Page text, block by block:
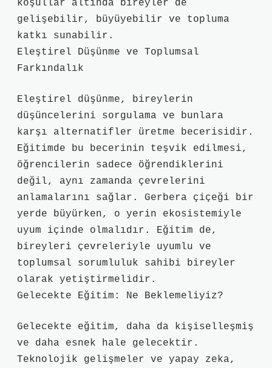
koşullar altında bireyler de
gelişebilir, büyüyebilir ve topluma
katkı sunabilir.
Eleştirel Düşünme ve Toplumsal
Farkındalık
Eleştirel düşünme, bireylerin
düşüncelerini sorgulama ve bunlara
karşı alternatifler üretme becerisidir.
Eğitimde bu becerinin teşvik edilmesi,
öğrencilerin sadece öğrendiklerini
değil, aynı zamanda çevrelerini
anlamalarını sağlar. Gerbera çiçeği bir
yerde büyürken, o yerin ekosistemiyle
uyum içinde olmalıdır. Eğitim de,
bireyleri çevreleriyle uyumlu ve
toplumsal sorumluluk sahibi bireyler
olarak yetiştirmelidir.
Gelecekte Eğitim: Ne Beklemeliyiz?
Gelecekte eğitim, daha da kişiselleşmiş
ve daha esnek hale gelecektir.
Teknolojik gelişmeler ve yapay zeka,